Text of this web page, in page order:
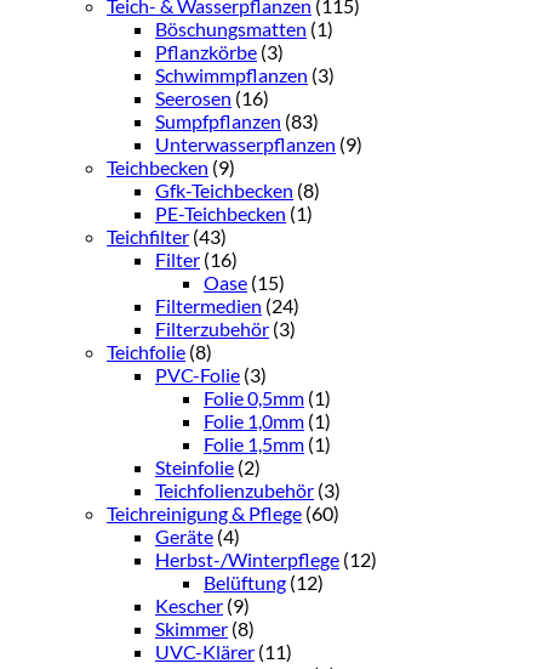
Teich- & Wasserpflanzen (115)
Böschungsmatten (1)
Pflanzkörbe (3)
Schwimmpflanzen (3)
Seerosen (16)
Sumpfpflanzen (83)
Unterwasserpflanzen (9)
Teichbecken (9)
Gfk-Teichbecken (8)
PE-Teichbecken (1)
Teichfilter (43)
Filter (16)
Oase (15)
Filtermedien (24)
Filterzubehör (3)
Teichfolie (8)
PVC-Folie (3)
Folie 0,5mm (1)
Folie 1,0mm (1)
Folie 1,5mm (1)
Steinfolie (2)
Teichfolienzubehör (3)
Teichreinigung & Pflege (60)
Geräte (4)
Herbst-/Winterpflege (12)
Belüftung (12)
Kescher (9)
Skimmer (8)
UVC-Klärer (11)